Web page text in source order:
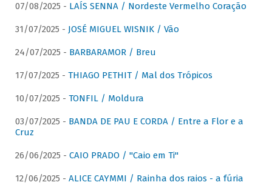
07/08/2025 - LAÍS SENNA / Nordeste Vermelho Coração
31/07/2025 - JOSÉ MIGUEL WISNIK / Vão
24/07/2025 - BARBARAMOR / Breu
17/07/2025 - THIAGO PETHIT / Mal dos Trópicos
10/07/2025 - TONFIL / Moldura
03/07/2025 - BANDA DE PAU E CORDA / Entre a Flor e a
Cruz
26/06/2025 - CAIO PRADO / "Caio em Ti"
12/06/2025 - ALICE CAYMMI / Rainha dos raios - a fúria